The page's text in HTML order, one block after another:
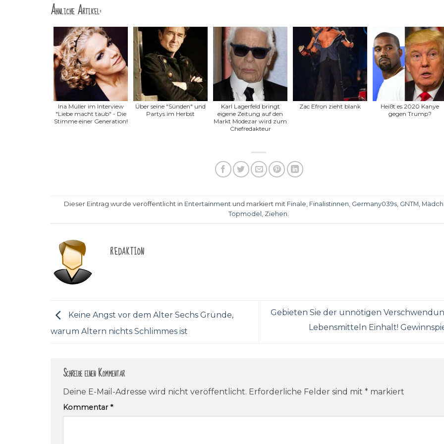
Ähnliche Artikel:
Ina Müller im Interview
"Liebe macht taub" - Die
Stimme einer Generation!
Über seine "Sünden" und
Partys im Herbst
Karl Lagerfeld bringt
eigene Zeitung auf den
Markt Modezar wird zum
Chefredakteur
Zac Efron zieht blank
Heißt es 2020 Kanye
gegen Trump?
Dieser Eintrag wurde veröffentlicht in Entertainment und markiert mit Finale, Finalistinnen, Germany039s, GNTM,
Topmodel , Ziehen.
REDAKTION
Keine Angst vor dem Alter Sechs Gründe,
warum Altern nichts Schlimmes ist
Gebieten Sie der unnötigen
Lebensmitteln Einhalt!
Schreibe einen Kommentar
Deine E-Mail-Adresse wird nicht veröffentlicht. Erforderliche Felder sind mit * markiert
Kommentar*